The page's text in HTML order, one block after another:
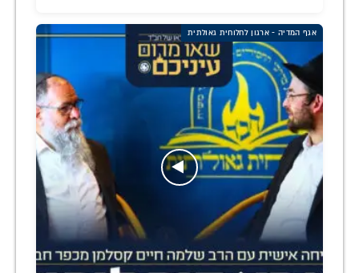
אגף המדיה - ארגון לחלוחית גאולתית